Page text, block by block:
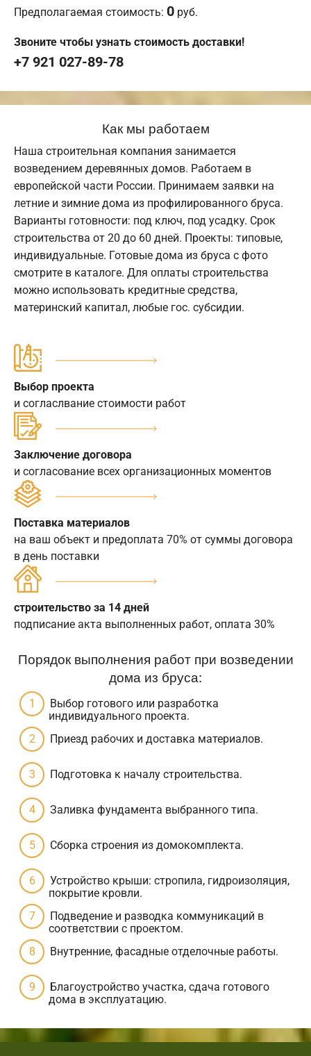
Предполагаемая стоимость: 0 руб.
Звоните чтобы узнать стоимость доставки!
+7 921 027-89-78
Как мы работаем
Наша строительная компания занимается
возведением деревянных домов. Работаем в
европейской части России. Принимаем заявки на
летние и зимние дома из профилированного бруса.
Варианты готовности: под ключ, под усадку. Срок
строительства от 20 до 60 дней. Проекты: типовые,
индивидуальные. Готовые дома из бруса с фото
смотрите в каталоге. Для оплаты строительства
можно использовать кредитные средства,
материнский капитал, любые гос. субсидии.
Выбор проекта
и согласлвание стоимости работ
Заключение договора
и согласование всех организационных моментов
Поставка материалов
на ваш объект и предоплата 70% от суммы договора
в день поставки
строительство за 14 дней
подписание акта выполненных работ, оплата 30%
Порядок выполнения работ при возведении
дома из бруса:
Выбор готового или разработка
индивидуального проекта.
Приезд рабочих и доставка материалов.
Подготовка к началу строительства.
Заливка фундамента выбранного типа.
Сборка строения из домокомплекта.
Устройство крыши: стропила, гидроизоляция,
покрытие кровли.
Подведение и разводка коммуникаций в
соответствии с проектом.
Внутренние, фасадные отделочные работы.
Благоустройство участка, сдача готового
дома в эксплуатацию.